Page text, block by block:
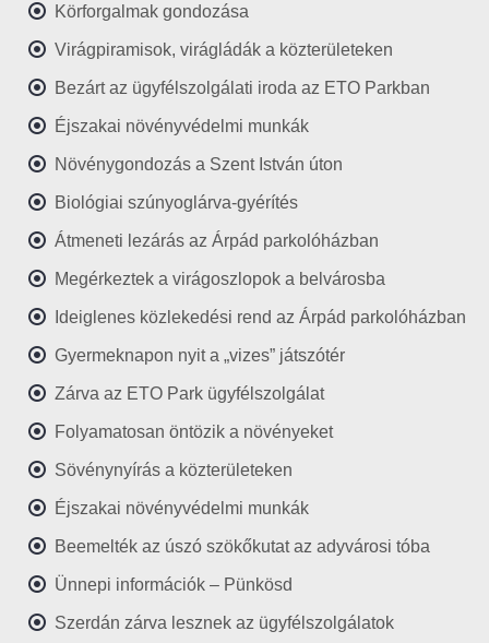
Körforgalmak gondozása
Virágpiramisok, virágládák a közterületeken
Bezárt az ügyfélszolgálati iroda az ETO Parkban
Éjszakai növényvédelmi munkák
Növénygondozás a Szent István úton
Biológiai szúnyoglárva-gyérítés
Átmeneti lezárás az Árpád parkolóházban
Megérkeztek a virágoszlopok a belvárosba
Ideiglenes közlekedési rend az Árpád parkolóházban
Gyermeknapon nyit a „vizes” játszótér
Zárva az ETO Park ügyfélszolgálat
Folyamatosan öntözik a növényeket
Sövénynyírás a közterületeken
Éjszakai növényvédelmi munkák
Beemelték az úszó szökőkutat az adyvárosi tóba
Ünnepi információk – Pünkösd
Szerdán zárva lesznek az ügyfélszolgálatok